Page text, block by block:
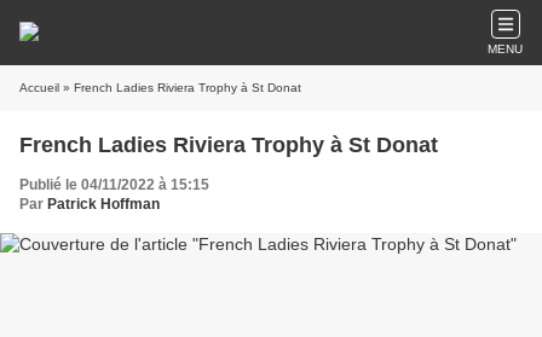
MENU
Accueil » French Ladies Riviera Trophy à St Donat
French Ladies Riviera Trophy à St Donat
Publié le 04/11/2022 à 15:15
Par Patrick Hoffman